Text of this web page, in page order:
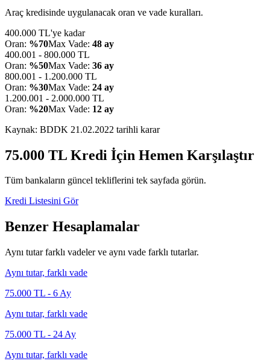
Araç kredisinde uygulanacak oran ve vade kuralları.
400.000 TL'ye kadar
Oran: %70Max Vade: 48 ay
400.001 - 800.000 TL
Oran: %50Max Vade: 36 ay
800.001 - 1.200.000 TL
Oran: %30Max Vade: 24 ay
1.200.001 - 2.000.000 TL
Oran: %20Max Vade: 12 ay
Kaynak: BDDK 21.02.2022 tarihli karar
75.000 TL Kredi İçin Hemen Karşılaştır
Tüm bankaların güncel tekliflerini tek sayfada görün.
Kredi Listesini Gör
Benzer Hesaplamalar
Aynı tutar farklı vadeler ve aynı vade farklı tutarlar.
Aynı tutar, farklı vade
75.000 TL - 6 Ay
Aynı tutar, farklı vade
75.000 TL - 24 Ay
Aynı tutar, farklı vade